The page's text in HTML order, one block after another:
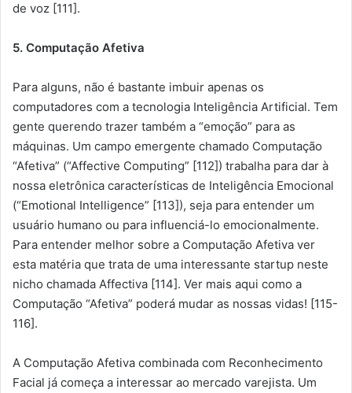
de voz [111].
5. Computação Afetiva
Para alguns, não é bastante imbuir apenas os
computadores com a tecnologia Inteligência Artificial. Tem
gente querendo trazer também a “emoção” para as
máquinas. Um campo emergente chamado Computação
“Afetiva” (“Affective Computing” [112]) trabalha para dar à
nossa eletrônica características de Inteligência Emocional
(“Emotional Intelligence” [113]), seja para entender um
usuário humano ou para influenciá-lo emocionalmente.
Para entender melhor sobre a Computação Afetiva ver
esta matéria que trata de uma interessante startup neste
nicho chamada Affectiva [114]. Ver mais aqui como a
Computação “Afetiva” poderá mudar as nossas vidas! [115-
116].
A Computação Afetiva combinada com Reconhecimento
Facial já começa a interessar ao mercado varejista. Um